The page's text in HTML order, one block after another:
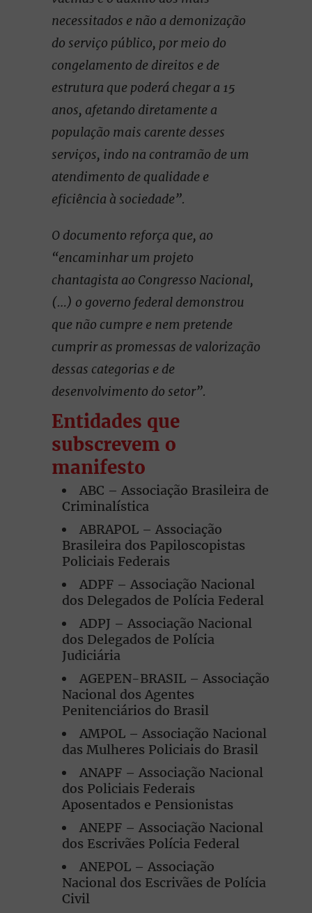
necessitados e não a demonização
do serviço público, por meio do
congelamento de direitos e de
estrutura que poderá chegar a 15
anos, afetando diretamente a
população mais carente desses
serviços, indo na contramão de um
atendimento de qualidade e
eficiência à sociedade”.
O documento reforça que, ao
“encaminhar um projeto
chantagista ao Congresso Nacional,
(…) o governo federal demonstrou
que não cumpre e nem pretende
cumprir as promessas de valorização
dessas categorias e de
desenvolvimento do setor”.
Entidades que
subscrevem o
manifesto
ABC – Associação Brasileira de
Criminalística
ABRAPOL – Associação
Brasileira dos Papiloscopistas
Policiais Federais
ADPF – Associação Nacional
dos Delegados de Polícia Federal
ADPJ – Associação Nacional
dos Delegados de Polícia
Judiciária
AGEPEN-BRASIL – Associação
Nacional dos Agentes
Penitenciários do Brasil
AMPOL – Associação Nacional
das Mulheres Policiais do Brasil
ANAPF – Associação Nacional
dos Policiais Federais
Aposentados e Pensionistas
ANEPF – Associação Nacional
dos Escrivães Polícia Federal
ANEPOL – Associação
Nacional dos Escrivães de Polícia
Civil